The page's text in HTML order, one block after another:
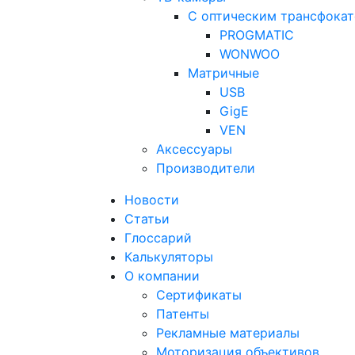
С оптическим
PROGMATIC
WONWOO
Матричные
USB
GigE
VEN
Аксессуары
Производители
Новости
Статьи
Глоссарий
Калькуляторы
О компании
Сертификаты
Патенты
Рекламные материалы
Моторизация объективов